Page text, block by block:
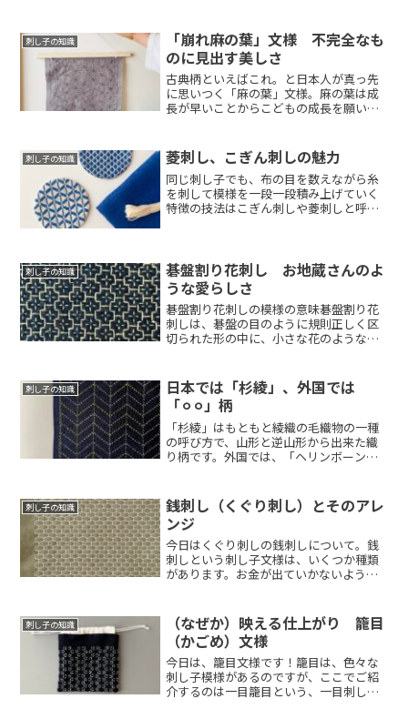
刺し子の知識
「崩れ麻の葉」文様 不完全なも
のに見出す美しさ
古典柄といえばこれ。と日本人が真っ先
に思いつく「麻の葉」文様。麻の葉は成
長が早いことからこどもの成長を願い産
刺し子の知識 菱刺し、こぎん刺しの魅力
同じ刺し子でも、布の目を数えながら糸
を刺して模様を一段一段積み上げていく
特徴の技法はこぎん刺しや菱刺しと呼ば
刺し子の知識
碁盤割り花刺し お地蔵さんのよ
うな愛らしさ
碁盤割り花刺しの模様の意味碁盤割り花
刺しは、碁盤の目のように規則正しく区
切られた形の中に、小さな花のような刺
刺し子の知識
日本では「杉綾」、外国では
「⚪︎⚪︎」柄
「杉綾」はもともと綾織の毛織物の一種
の呼び方で、山形と逆山形から出来た織
り柄です。外国では、「ヘリンボーン」
刺し子の知識
銭刺し（くぐり刺し）とそのアレ
ンジ
今日はくぐり刺しの銭刺しについて。銭
刺しという刺し子文様は、いくつか種類
があります。お金が出ていかないよう
刺し子の知識
（なぜか）映える仕上がり 籠目
（かごめ）文様
今日は、籠目文様です！籠目は、色々な
刺し子模様があるのですが、ここでご紹
介するのは一目籠目という、一目刺しで